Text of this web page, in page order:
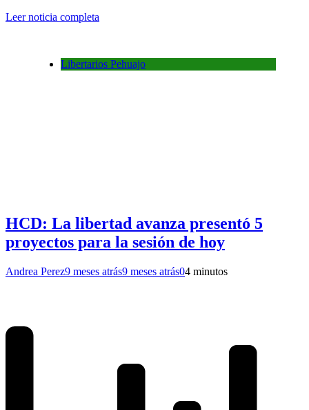
Leer noticia completa
Libertarios Pehuajo
HCD: La libertad avanza presentó 5
proyectos para la sesión de hoy
Andrea Perez9 meses atrás9 meses atrás04 minutos